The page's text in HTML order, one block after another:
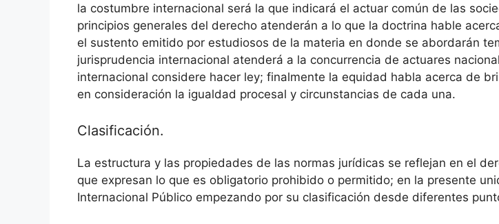
la costumbre internacional será la que indicará el actuar común de las
principios generales del derecho atenderán a lo que la doctrina hable
el sustento emitido por estudiosos de la materia en donde se abordarán
jurisprudencia internacional atenderá a la concurrencia de actuares
internacional considere hacer ley; finalmente la equidad habla acerca de
en consideración la igualdad procesal y circunstancias de cada una.
Clasificación.
La estructura y las propiedades de las normas jurídicas se reflejan en el
que expresan lo que es obligatorio prohibido o permitido; en la presente
Internacional Público empezando por su clasificación desde diferentes